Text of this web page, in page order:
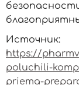
Источник:
https://
poluchili-
priema-